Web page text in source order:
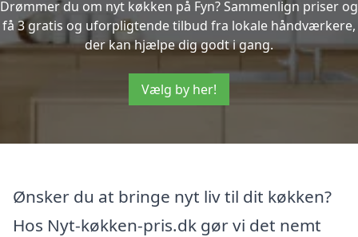
Drømmer du om nyt køkken på Fyn? Sammenlign priser og
få 3 gratis og uforpligtende tilbud fra lokale håndværkere,
der kan hjælpe dig godt i gang.
Vælg by her!
Ønsker du at bringe nyt liv til dit køkken?
Hos Nyt-køkken-pris.dk gør vi det nemt